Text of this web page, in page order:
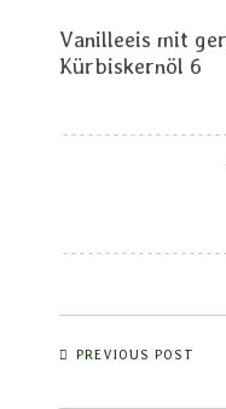
Vanilleeis mit
Kürbiskernöl 6
PREVIOUS POST